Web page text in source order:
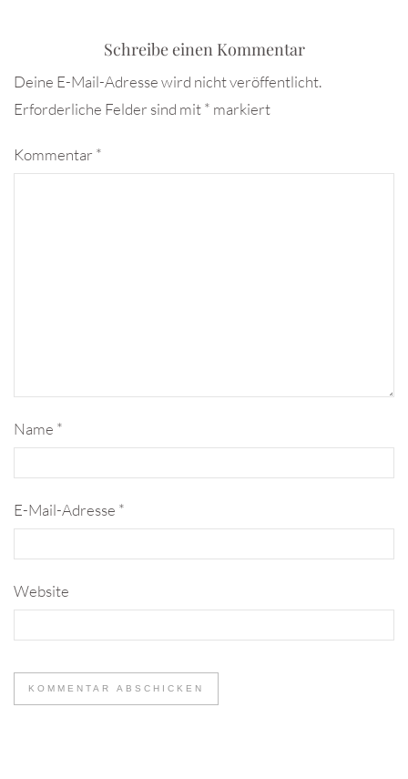
Schreibe einen Kommentar
Deine E-Mail-Adresse wird nicht veröffentlicht.
Erforderliche Felder sind mit* markiert
Kommentar *
Name *
E-Mail-Adresse *
Website